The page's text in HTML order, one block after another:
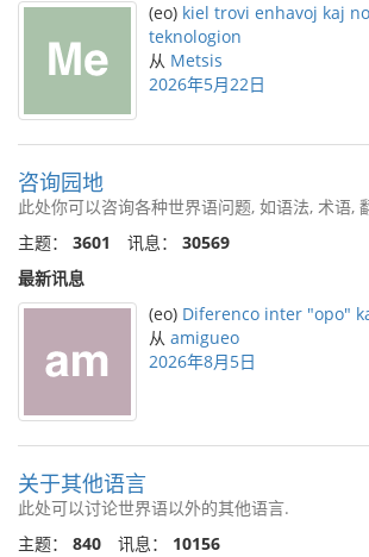
(eo) kiel trovi enhavoj kaj
teknologion
从 Metsis
2026年5月22日
咨询园地
此处你可以咨询各种世界语问题, 如语法, 术语,
主题： 3601 讯息： 30569
最新讯息
(eo) Diferenco inter "opo"
从 amigueo
2026年8月5日
关于其他语言
此处可以讨论世界语以外的其他语言.
主题： 840 讯息： 10156